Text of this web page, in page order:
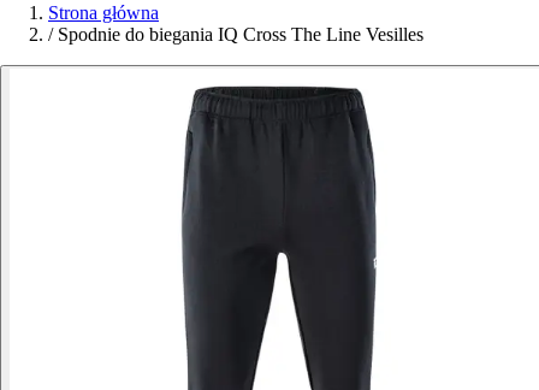
Strona główna
/ Spodnie do biegania IQ Cross The Line Vesilles